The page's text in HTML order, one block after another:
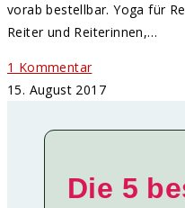
vorab bestellbar. Yoga für
Reiter und Reiterinnen,…
1 Kommentar
15. August 2017
Die 5